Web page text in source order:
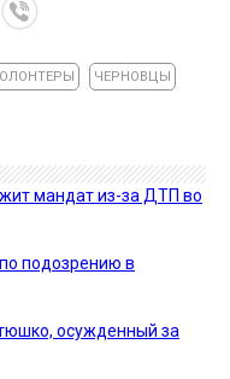
ЧЕРНОВЦЫ
мандат из-за ДТП во
подозрению в
осужденный за